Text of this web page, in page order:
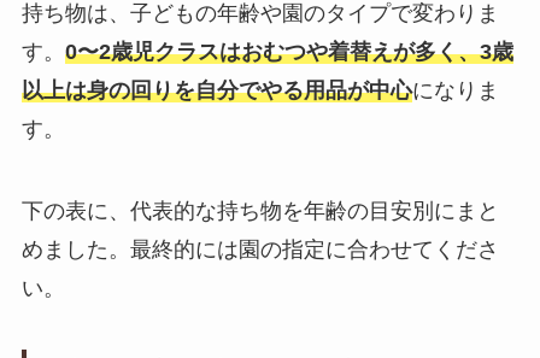
持ち物は、子どもの年齢や園のタイプで変わりま
す。 0〜2歳児クラスはおむつや着替えが多く、3歳
以上は身の回りを自分でやる用品が中心になりま
す。
下の表に、代表的な持ち物を年齢の目安別にまと
めました。最終的には園の指定に合わせてくださ
い。